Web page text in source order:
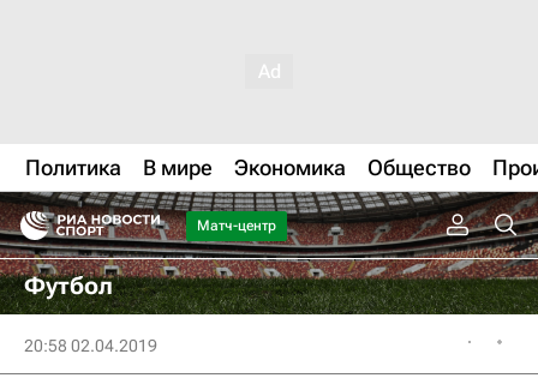
Политика В мире Экономика Общество
Матч-центр
Футбол
20:58 02.04.2019